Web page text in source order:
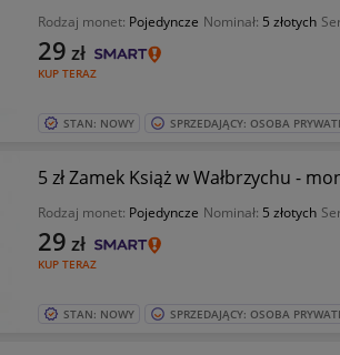
Rodzaj monet: Pojedyncze Nominał: 5 złotych
KUP TERAZ
29 zł
STAN: NOWY SPRZEDAJĄCY: OSOBA
5 zł Zamek Książ w Wałbrzychu -
Rodzaj monet: Pojedyncze Nominał: 5 złotych
KUP TERAZ
29 zł
STAN: NOWY SPRZEDAJĄCY: OSOBA